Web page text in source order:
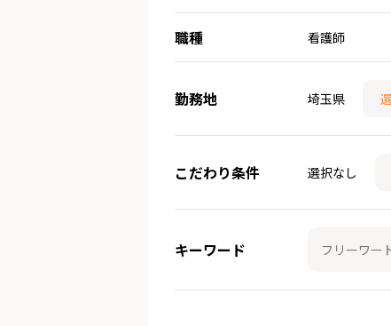
職種 看護師
勤務地 埼玉県
こだわり条件 選択なし
キーワード